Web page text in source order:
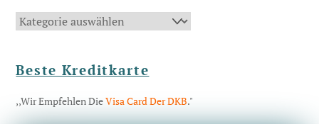
Kategorien
Beste Kreditkarte
,,Wir Empfehlen DieVisa Card Der DKB."